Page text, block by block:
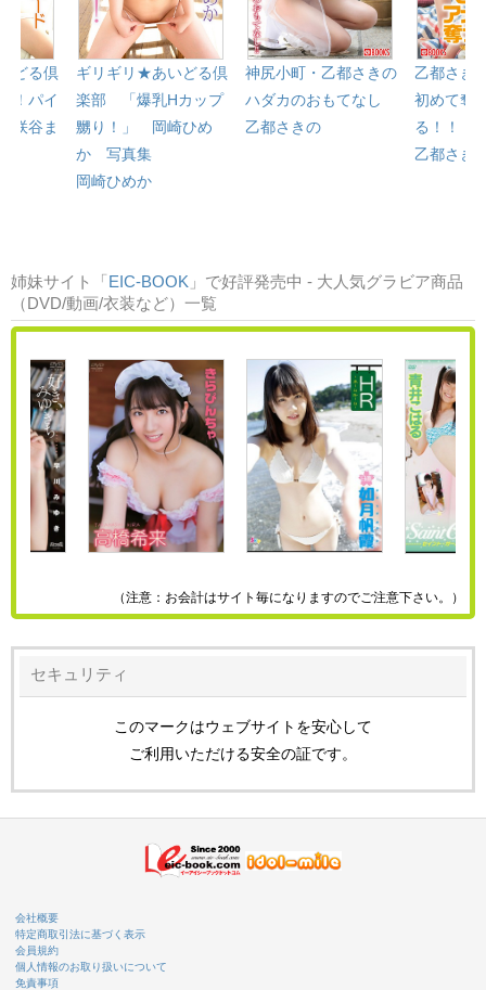
どる倶
！パイ
咲谷ま
ギリギリ★あいどる倶
楽部 「爆乳Hカップ
嬲り！」 岡崎ひめ
か 写真集
岡崎ひめか
神尻小町・乙都さきの
ハダカのおもてなし
乙都さきの
乙都さき
初めて奪
る！！
乙都さき
姉妹サイト「EIC-BOOK 」で好評発売中 - 大人気グラビア商品
（DVD/動画/衣装など）一覧
（注意：お会計はサイト毎になりますのでご注意下さい。）
セキュリティ
このマークはウェブサイトを安心して
ご利用いただける安全の証です。
会社概要
特定商取引法に基づく表示
会員規約
個人情報のお取り扱いについて
免責事項